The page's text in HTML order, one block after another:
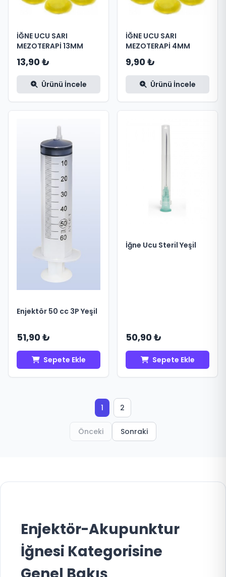
İĞNE UCU SARI
MEZOTERAPİ 13MM
13,90 ₺
Ürünü İncele
İĞNE UCU SARI
MEZOTERAPİ 4MM
9,90 ₺
Ürünü İncele
Enjektör 50 cc 3P Yeşil
51,90 ₺
Sepete Ekle
İğne Ucu Steril Yeşil
50,90 ₺
Sepete Ekle
1 2
Önceki Sonraki
Enjektör-Akupunktur
İğnesi Kategorisine